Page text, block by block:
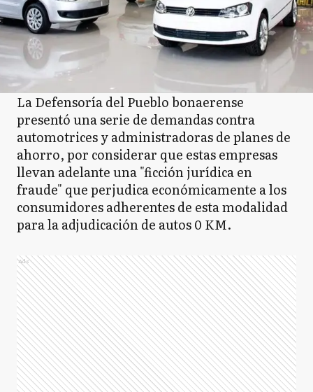
La Defensoría del Pueblo bonaerense
presentó una serie de demandas contra
automotrices y administradoras de planes de
ahorro, por considerar que estas empresas
llevan adelante una "ficción jurídica en
fraude" que perjudica económicamente a los
consumidores adherentes de esta modalidad
para la adjudicación de autos 0 KM.
Ads